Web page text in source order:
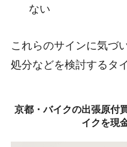
ない
これらのサインに気づ
処分などを検討するタ
京都・バイクの出張原付
イクを現